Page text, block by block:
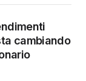
cambiando